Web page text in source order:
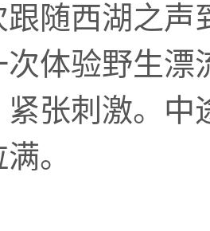
随西湖之声
次体验野生
张刺激。中
。